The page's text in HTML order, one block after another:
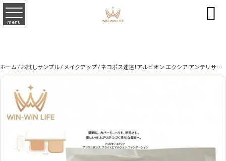
menu 
ホーム/お試しサンプル/メイクアップ/ ネコポス速達！アルビオン エクシア アンテリサンス ブライトエマルジョン ファンデーション 0.5g*1枚 ミニパフ付き お試し サシェサンプル トライアルサイズ 明るい 鮮明 高いフィット感 ハリ ツヤ キメ・毛穴カバー 長時間持続 ALBION albion